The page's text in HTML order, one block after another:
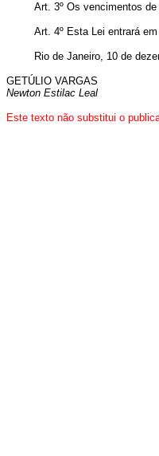
Art. 3º Os vencimentos
Art. 4º Esta Lei entrará
Rio de Janeiro, 10 de
GETÚLIO VARGAS
Newton Estilac Leal
Este texto não substitui o